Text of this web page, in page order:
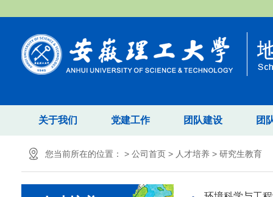
关于我们 党建工作 团队建设 团
您当前所在的位置： > 公司首页 > 人才培养 > 研究生教育